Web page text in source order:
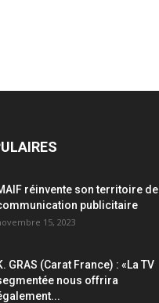
réinvente son territoire de
publicitaire
15, 2023
GRAS (Carat France) : «La TV
nous offrira